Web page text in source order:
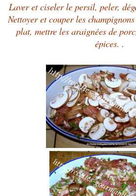
Laver et ciseler le persil, peler,
Nettoyer et couper les
plat, mettre les araignées de
épices. .